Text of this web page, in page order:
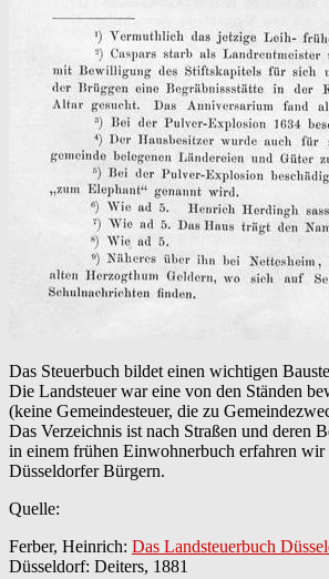
Das Steuerbuch bildet einen wichtigen
Die Landsteuer war eine von den Ständen
(keine Gemeindesteuer, die zu
Das Verzeichnis ist nach Straßen und deren
in einem frühen Einwohnerbuch erfahren wir
Düsseldorfer Bürgern.
Quelle:
Ferber, Heinrich: Das Landsteuerbuch
Düsseldorf: Deiters, 1881